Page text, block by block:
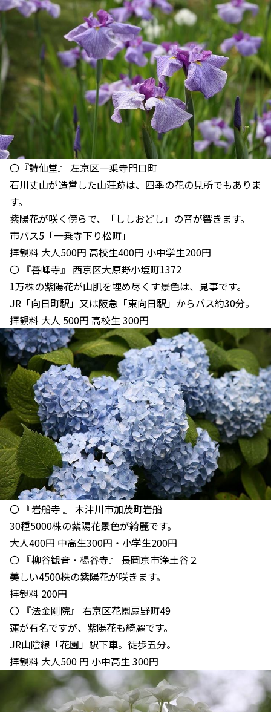
〇『詩仙堂』 左京区一乗寺門口町
石川丈山が造営した山荘跡は、四季の花の見所でもありま
す。
紫陽花が咲く傍らで、「ししおどし」の音が響きます。
市バス5「一乗寺下り松町」
拝観料 大人500円 高校生400円 小中学生200円
〇 『善峰寺』 西京区大原野小塩町1372
1万株の紫陽花が山肌を埋め尽くす景色は、見事です。
JR「向日町駅」又は阪急「東向日駅」からバス約30分。
拝観料 大人 500円 高校生 300円
〇 『岩船寺 』 木津川市加茂町岩船
30種5000株の紫陽花景色が綺麗です。
大人400円 中高生300円・小学生200円
〇 『柳谷観音・楊谷寺』 長岡京市浄土谷２
美しい4500株の紫陽花が咲きます。
拝観料 200円
〇 『法金剛院』 右京区花園扇野町49
蓮が有名ですが、紫陽花も綺麗です。
JR山陰線「花園」駅下車。徒歩五分。
拝観料 大人500 円 小中高生 300円